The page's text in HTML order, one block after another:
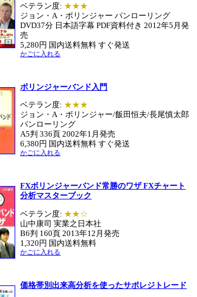
ベテラン度: ★★★
ジョン・A・ボリンジャー パンローリング
DVD37分 日本語字幕 PDF資料付き 2012年5月発
売
5,280円 国内送料無料 すぐ発送
かごに入れる
ボリンジャーバンド入門
ベテラン度: ★★★
ジョン・A・ボリンジャー/飯田恒夫/長尾慎太郎
パンローリング
A5判 336頁 2002年1月発売
6,380円 国内送料無料 すぐ発送
かごに入れる
FXボリンジャーバンド常勝のワザ FXチャート
分析マスターブック
ベテラン度: ★★☆
山中康司 実業之日本社
B6判 160頁 2013年12月発売
1,320円 国内送料無料
かごに入れる
価格帯別出来高分析を使ったサポレジトレード